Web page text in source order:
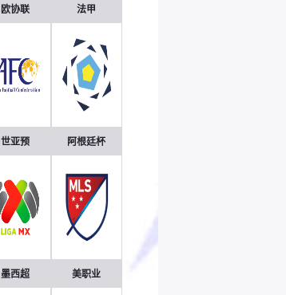
欧协联 法甲
世亚预 阿根廷杯
墨西超 美职业